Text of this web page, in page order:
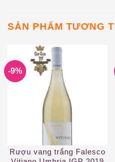
SẢN PHẨM TƯƠNG
-9%
Rượu vang trắng Falesco